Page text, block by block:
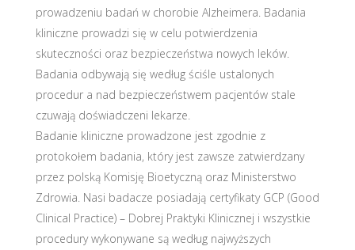
prowadzeniu badań w chorobie Alzheimera. Badania
kliniczne prowadzi się w celu potwierdzenia
skuteczności oraz bezpieczeństwa nowych leków.
Badania odbywają się według ściśle ustalonych
procedur a nad bezpieczeństwem pacjentów stale
czuwają doświadczeni lekarze.
Badanie kliniczne prowadzone jest zgodnie z
protokołem badania, który jest zawsze zatwierdzany
przez polską Komisję Bioetyczną oraz Ministerstwo
Zdrowia. Nasi badacze posiadają certyfikaty GCP (Good
Clinical Practice) – Dobrej Praktyki Klinicznej i wszystkie
procedury wykonywane są według najwyższych